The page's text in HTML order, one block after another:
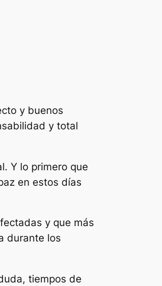
y buenos
y total
Y lo primero que
en estos días
y que más
durante los
tiempos de